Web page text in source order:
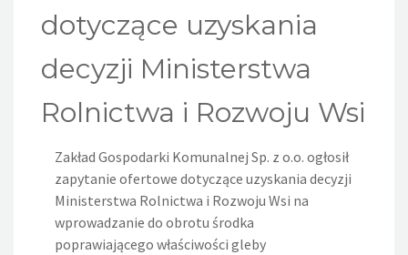
dotyczące uzyskania
decyzji Ministerstwa
Rolnictwa i Rozwoju Wsi
Zakład Gospodarki Komunalnej Sp. z o.o. ogłosił
zapytanie ofertowe dotyczące uzyskania decyzji
Ministerstwa Rolnictwa i Rozwoju Wsi na
wprowadzanie do obrotu środka
poprawiającego właściwości gleby